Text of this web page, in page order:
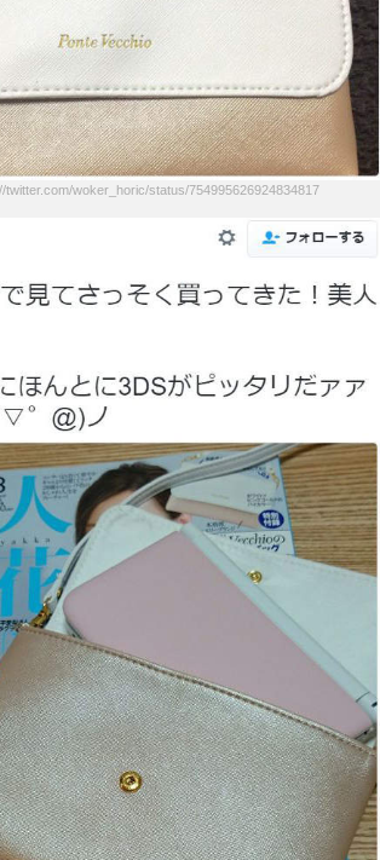
twitter.com/woker_horic/status/754995626924834817